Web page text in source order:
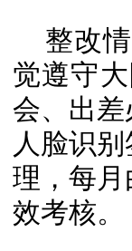
整改
觉遵守
会、出
人脸识
理，每
效考核。